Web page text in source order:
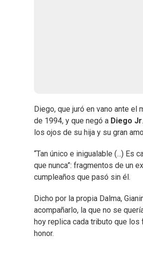
Diego, que juró en vano ante el
de 1994, y que negó a Diego Jr
los ojos de su hija y su gran
“Tan único e inigualable (...)
que nunca”: fragmentos de un
cumpleaños que pasó sin él.
Dicho por la propia Dalma,
acompañarlo, la que no se
hoy replica cada tributo que
honor.